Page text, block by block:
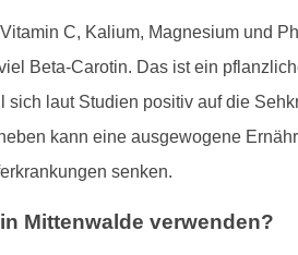
C, Kalium, Magnesium und
Beta-Carotin. Das ist ein
sich laut Studien positiv auf die
kann eine ausgewogene
senken.
Mittenwalde verwenden?